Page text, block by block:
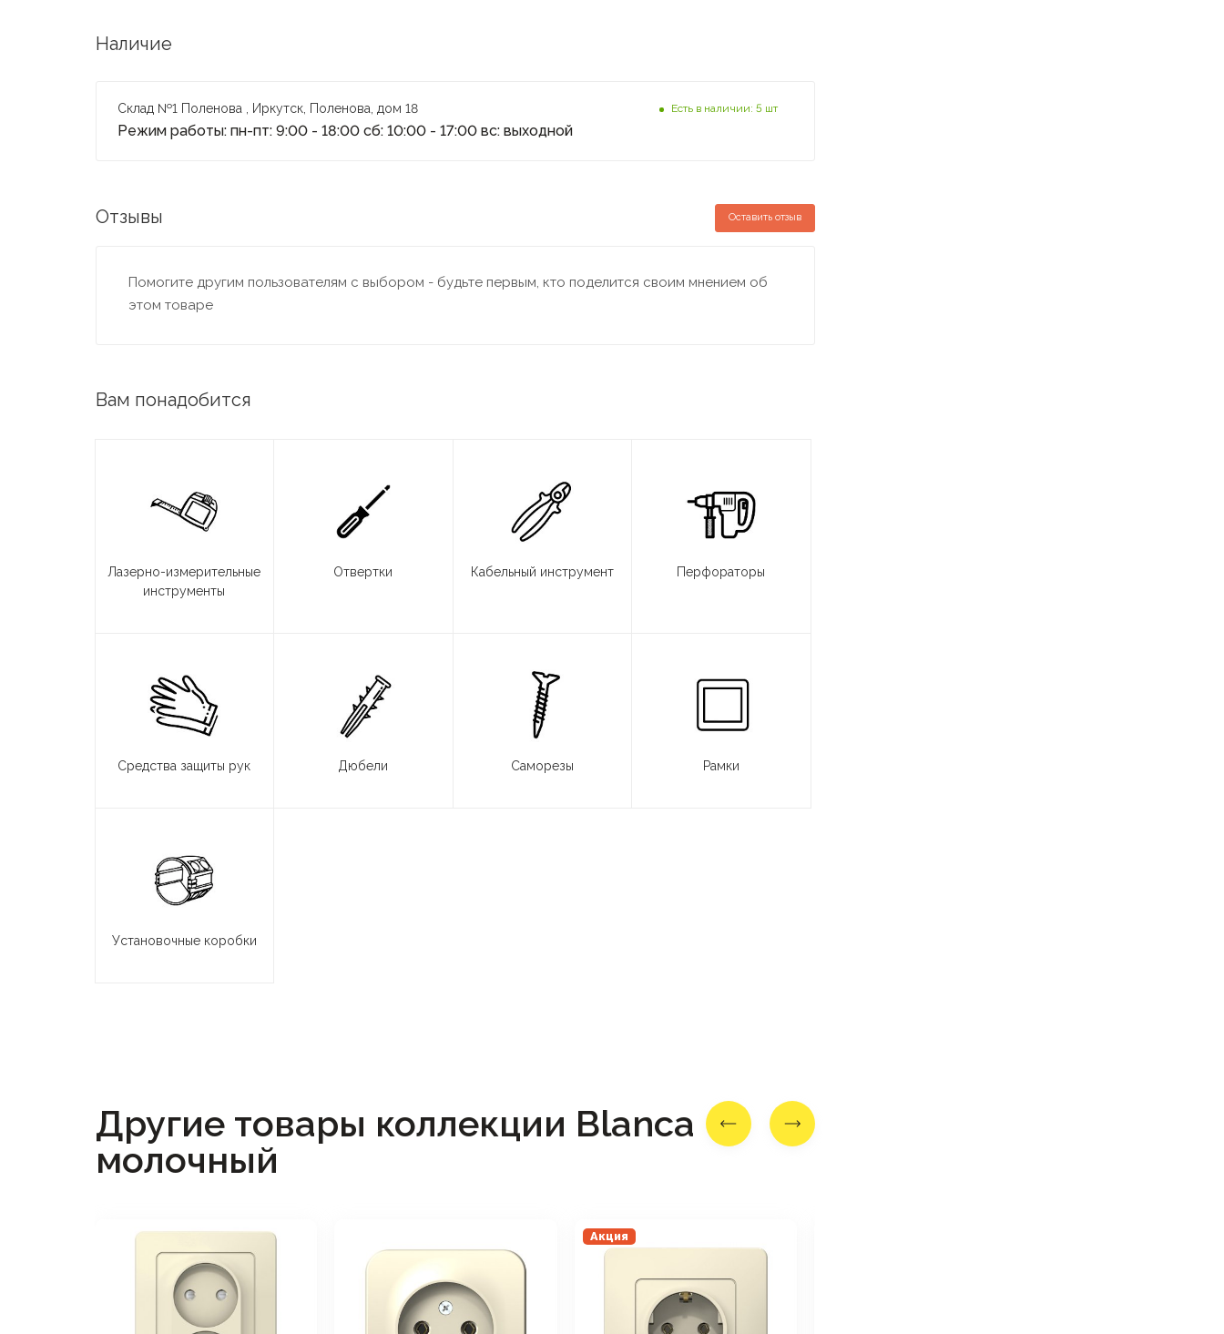
Наличие
Склад №1 Поленова , Иркутск, Поленова, дом 18
Режим работы: пн-пт: 9:00 - 18:00 сб: 10:00 - 17:00 вс: выходной
Есть в наличии: 5 шт
Отзывы Оставить отзыв
Помогите другим пользователям с выбором - будьте первым, кто поделится своим мнением об
этом товаре
Вам понадобится
Лазерно-измерительные
инструменты
Отвертки Кабельный инструмент Перфораторы
Средства защиты рук Дюбели Саморезы Рамки
Установочные коробки
Другие товары коллекции Blanca
молочный
Акция